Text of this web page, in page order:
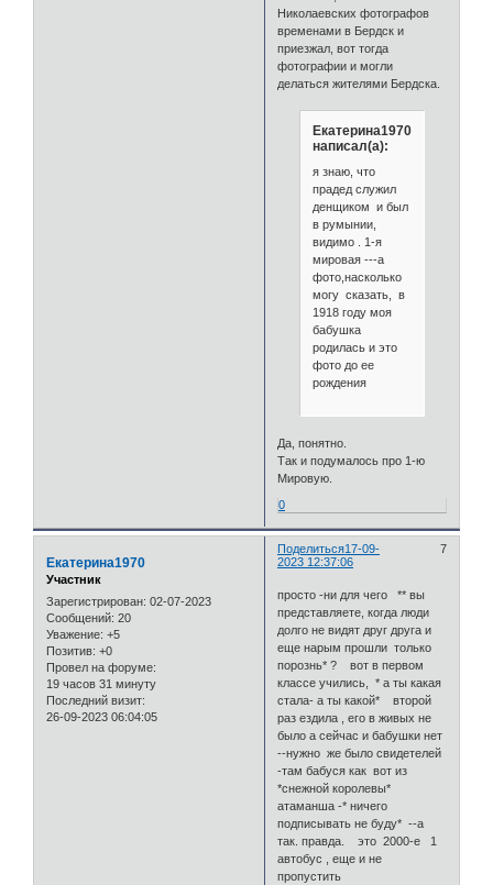
Николаевских фотографов
временами в Бердск и
приезжал, вот тогда
фотографии и могли
делаться жителями Бердска.
Екатерина1970
написал(а):
я знаю, что
прадед служил
денщиком и был
в румынии,
видимо . 1-я
мировая ---а
фото,насколько
могу сказать, в
1918 году моя
бабушка
родилась и это
фото до ее
рождения
Да, понятно.
Так и подумалось про 1-ю
Мировую.
0
Поделиться 7
17-09-
2023 12:37:06
Екатерина1970
Участник
Зарегистрирован: 02-07-2023
Сообщений: 20
Уважение: +5
Позитив: +0
Провел на форуме:
19 часов 31 минуту
Последний визит:
26-09-2023 06:04:05
просто -ни для чего ** вы
представляете, когда люди
долго не видят друг друга и
еще нарым прошли только
порознь* ? вот в первом
классе учились, * а ты какая
стала- а ты какой* второй
раз ездила , его в живых не
было а сейчас и бабушки нет
--нужно же было свидетелей
-там бабуся как вот из
*снежной королевы*
атаманша -* ничего
подписывать не буду* --а
так. правда. это 2000-е 1
автобус , еще и не
пропустить